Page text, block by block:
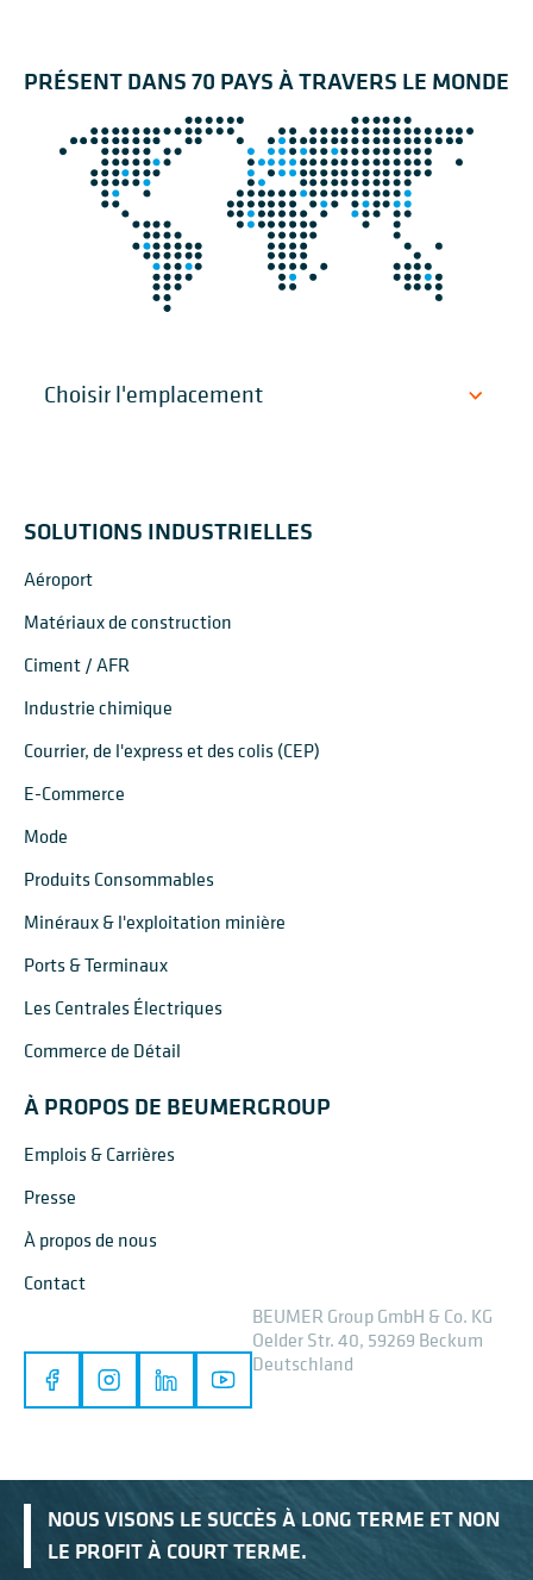
PRÉSENT DANS 70 PAYS À TRAVERS LE MONDE
SOLUTIONS INDUSTRIELLES
Aéroport
Matériaux de construction
Ciment / AFR
Industrie chimique
Courrier, de l'express et des colis (CEP)
E-Commerce
Mode
Produits Consommables
Minéraux & l'exploitation minière
Ports & Terminaux
Les Centrales Électriques
Commerce de Détail
À PROPOS DE BEUMERGROUP
Emplois & Carrières
Presse
À propos de nous
Contact
BEUMER Group GmbH & Co. KG
Oelder Str. 40, 59269 Beckum
Deutschland
NOUS VISONS LE SUCCÈS À LONG TERME ET NON
LE PROFIT À COURT TERME.